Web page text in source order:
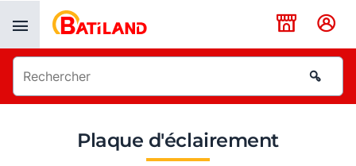
Plaque d'éclairement
Panneau de gestion des cookies